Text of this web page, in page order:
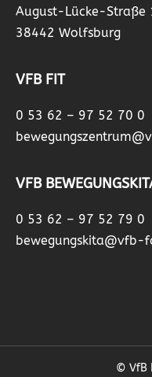
August-Lücke-Straße
38442 Wolfsburg
VFB FIT
0 53 62 – 97 52 70 0
VFB
0 53 62 – 97 52 79 0
bewegungskita@vfb-
© VfB